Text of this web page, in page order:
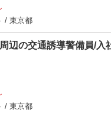
/ 東京都
辺の交通誘導警備員/入
/ 東京都